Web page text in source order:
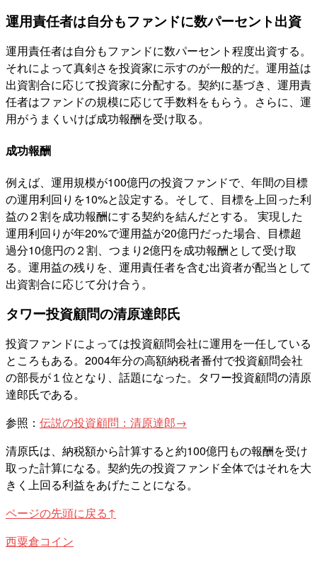
運用責任者は自分もファンドに数パーセント出資
運用責任者は自分もファンドに数パーセント程度出資する。
それによって真剣さを投資家に示すのが一般的だ。運用益は
出資割合に応じて投資家に分配する。契約に基づき、運用責
任者はファンドの規模に応じて手数料をもらう。さらに、運
用がうまくいけば成功報酬を受け取る。
成功報酬
例えば、運用規模が100億円の投資ファンドで、年間の目標
の運用利回りを10%と設定する。そして、目標を上回った利
益の２割を成功報酬にする契約を結んだとする。 実現した
運用利回りが年20%で運用益が20億円だった場合、目標超
過分10億円の２割、つまり2億円を成功報酬として受け取
る。運用益の残りを、運用責任者を含む出資者が配当として
出資割合に応じて分け合う。
タワー投資顧問の清原達郎氏
投資ファンドによっては投資顧問会社に運用を一任している
ところもある。2004年分の高額納税者番付で投資顧問会社
の部長が１位となり、話題になった。タワー投資顧問の清原
達郎氏である。
参照： 伝説の投資顧問：清原達郎→
清原氏は、納税額から計算すると約100億円もの報酬を受け
取った計算になる。契約先の投資ファンド全体ではそれを大
きく上回る利益をあげたことになる。
ページの先頭に戻る↑
西粟倉コイン